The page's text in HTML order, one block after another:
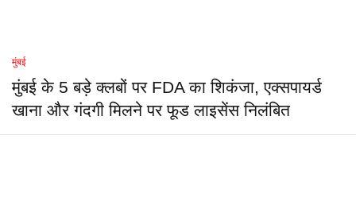
मुंबई
मुंबई के 5 बड़े क्लबों पर FDA का शिकंजा, एक्सपायर्ड
खाना और गंदगी मिलने पर फूड लाइसेंस निलंबित